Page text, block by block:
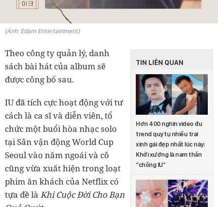
(Ảnh: Edam Entertainment)
TIN LIÊN QUAN
Hơn 400 nghìn video đu
trend quy tụ nhiều trai
xinh gái đẹp nhất lúc này:
Khởi xướng là nam thần
“chồng IU”
Theo công ty quản lý, danh
sách bài hát của album sẽ
được công bố sau.
IU đã tích cực hoạt động với tư
cách là ca sĩ và diễn viên, tổ
chức một buổi hòa nhạc solo
tại Sân vận động World Cup
Seoul vào năm ngoái và cô
cũng vừa xuất hiện trong loạt
phim ăn khách của Netflix có
tựa đề là Khi Cuộc Đời Cho Bạn